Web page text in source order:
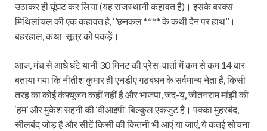
उठाकर ही घूंघट कर लिया (यह राजस्थानी कहावत है)। इसके बरक्स
मिथिलांचल की एक कहावत है, ‘’छनकल **** के कथी दैन पर हाथ’’।
बहरहाल, कथा-सूत्र को पकड़ें।
आज, मंच से आधे घंटे यानी 30 मिनट की प्रेस-वार्ता में कम से कम 14 बार
बताया गया कि नीतीश कुमार ही एनडीए गठबंधन के सर्वमान्य नेता हैं, किसी
तरह का कोई कंफ्यूजन कहीं नहीं है और भाजपा, जद-यू, जीतनराम मांझी की
‘हम’ और मुकेश सहनी की ‘वीआइपी’ बिल्कुल एकजुट है। पक्का मुहरबंद,
सीलबंद जोड़ है और सीटें किसी की कितनी भी आएं या जाएं, ये कतई सोचना